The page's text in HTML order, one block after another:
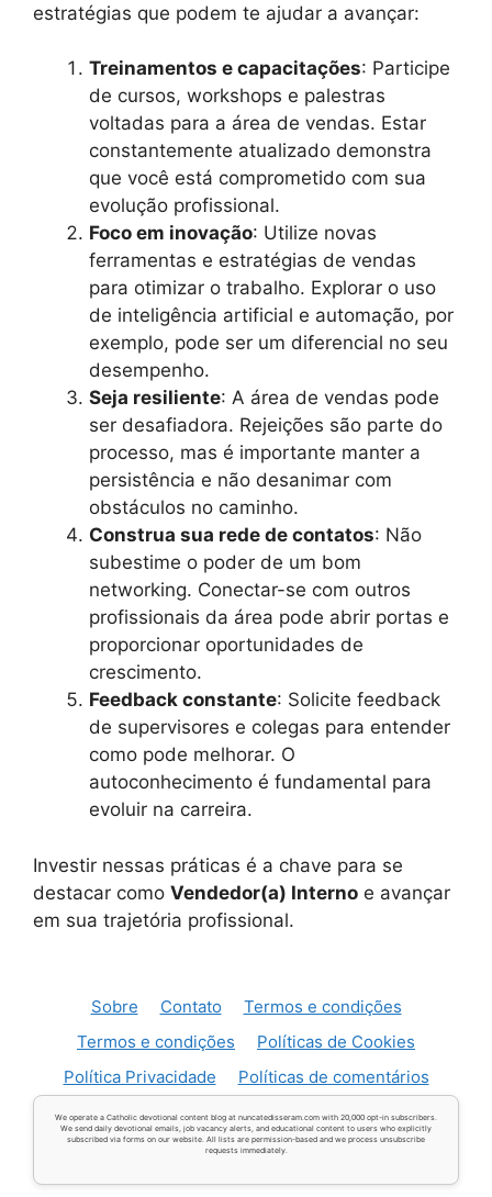
estratégias que podem te ajudar a avançar:
Treinamentos e capacitações: Participe
de cursos, workshops e palestras
voltadas para a área de vendas. Estar
constantemente atualizado demonstra
que você está comprometido com sua
evolução profissional.
Foco em inovação: Utilize novas
ferramentas e estratégias de vendas
para otimizar o trabalho. Explorar o uso
de inteligência artificial e automação, por
exemplo, pode ser um diferencial no seu
desempenho.
Seja resiliente: A área de vendas pode
ser desafiadora. Rejeições são parte do
processo, mas é importante manter a
persistência e não desanimar com
obstáculos no caminho.
Construa sua rede de contatos: Não
subestime o poder de um bom
networking. Conectar-se com outros
profissionais da área pode abrir portas e
proporcionar oportunidades de
crescimento.
Feedback constante: Solicite feedback
de supervisores e colegas para entender
como pode melhorar. O
autoconhecimento é fundamental para
evoluir na carreira.
Investir nessas práticas é a chave para se
destacar como Vendedor(a) Interno e avançar
em sua trajetória profissional.
Sobre Contato
Termos e condições
Termos e condições
Políticas de Cookies
Política Privacidade
Políticas de comentários
We operate a Catholic devotional content blog at nuncatedisseram.com with 20,000 opt-in subscribers.
We send daily devotional emails, job vacancy alerts, and educational content to users who explicitly
subscribed via forms on our website. All lists are permission-based and we process unsubscribe
requests immediately.